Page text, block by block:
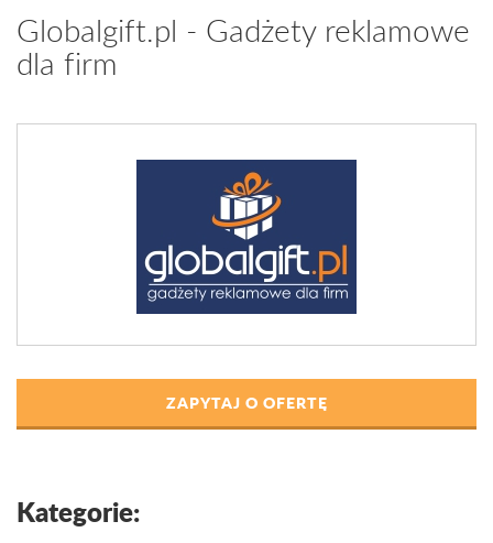
Globalgift.pl - Gadżety reklamowe
dla firm
ZAPYTAJ O OFERTĘ
Kategorie: